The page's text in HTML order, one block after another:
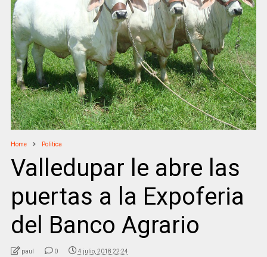
Home Politica
Valledupar le abre las
puertas a la Expoferia
del Banco Agrario
paul 0 4 julio, 2018 22:24